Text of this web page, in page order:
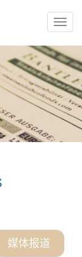
Toggle
媒体报道